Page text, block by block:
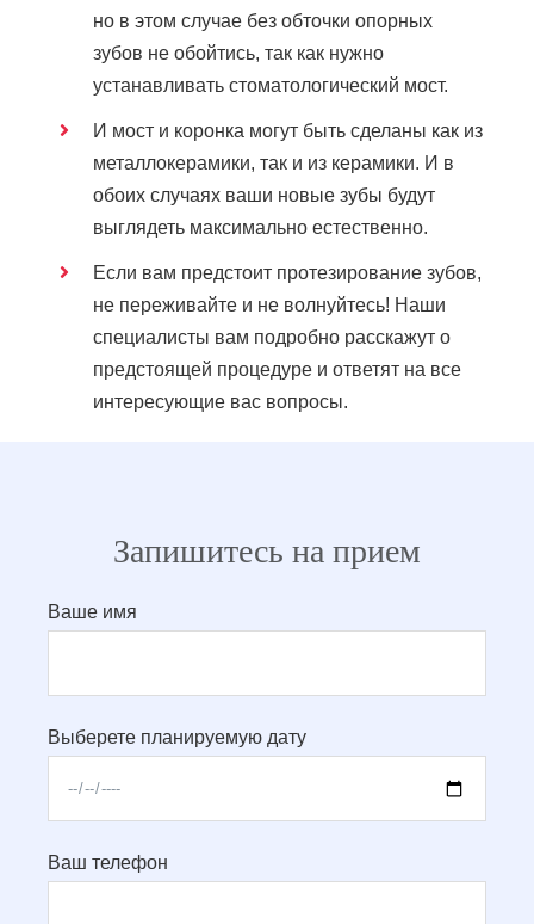
но в этом случае без обточки опорных
зубов не обойтись, так как нужно
устанавливать стоматологический мост.
И мост и коронка могут быть сделаны как из
металлокерамики, так и из керамики. И в
обоих случаях ваши новые зубы будут
выглядеть максимально естественно.
Если вам предстоит протезирование зубов,
не переживайте и не волнуйтесь! Наши
специалисты вам подробно расскажут о
предстоящей процедуре и ответят на все
интересующие вас вопросы.
Запишитесь на прием
Ваше имя
Выберете планируемую дату
Ваш телефон